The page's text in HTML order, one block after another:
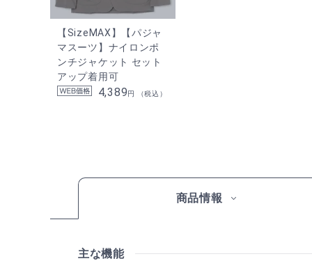
【SizeMAX】【パジャ
マスーツ】ナイロンポ
ンチジャケット セット
アップ着用可
4,389円 （税込）
商品情報
主な機能